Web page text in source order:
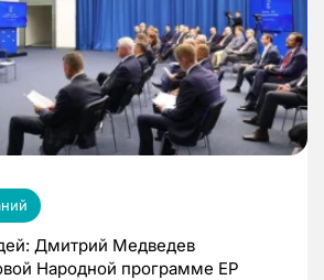
Дмитрий Медведев
Народной программе ЕР